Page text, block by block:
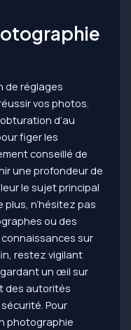
de réglages
vos photos.
d’au
figer les
conseillé de
une profondeur de
le sujet principal
n’hésitez pas
ou des
sur
restez vigilant
un œil sur
des autorités
Pour
photographie